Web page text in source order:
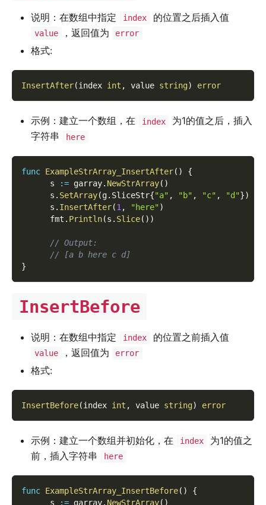
说明：在数组中指定 index 的位置之后插入值
value ，返回值为 error
格式:
InsertAfter(index int , value string) error
示例：建立一个数组，在 index
为1的值之后，插入
字符串
here
func ExampleStrArray_InsertAfter( )
{
      s
:= garray. NewStrArray( )
      s
. SetArray(g. SliceStr{"a" , "b" , "c" , "d"})
      s
. InsertAfter(1 , "here")
      fmt
. Println(s . Slice( ) )
// Output:
// [a b here c d]
}
InsertBefore
说明：在数组中指定 index 的位置之前插入值
value ，返回值为 error
格式:
InsertBefore(index int , value string) error
示例：建立一个数组并初始化，在 index
为1的值之
前，插入字符串
here
func ExampleStrArray_InsertBefore( )
{
      s
:= garray. NewStrArray( )